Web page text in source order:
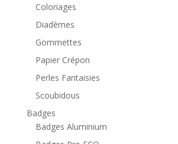
Coloriages
Diadèmes
Gommettes
Papier Crépon
Perles Fantaisies
Scoubidous
Badges
Badges Aluminium